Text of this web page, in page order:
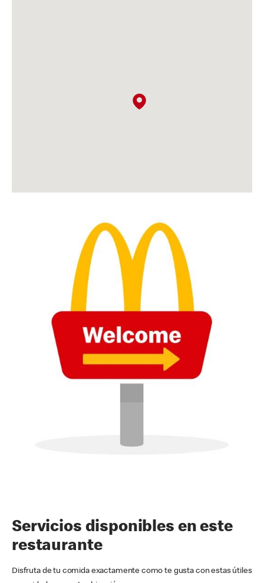
Servicios disponibles en este
restaurante
Disfruta de tu comida exactamente como te gusta con estas útiles